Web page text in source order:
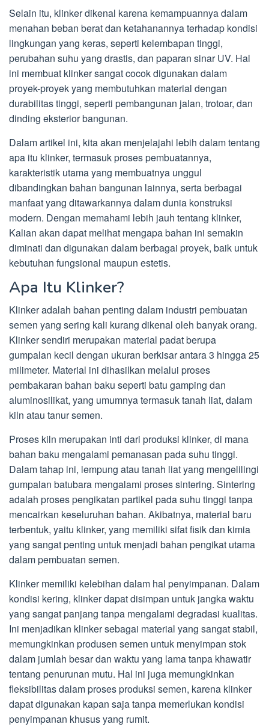
Selain itu, klinker dikenal karena kemampuannya dalam
menahan beban berat dan ketahanannya terhadap kondisi
lingkungan yang keras, seperti kelembapan tinggi,
perubahan suhu yang drastis, dan paparan sinar UV. Hal
ini membuat klinker sangat cocok digunakan dalam
proyek-proyek yang membutuhkan material dengan
durabilitas tinggi, seperti pembangunan jalan, trotoar, dan
dinding eksterior bangunan.
Dalam artikel ini, kita akan menjelajahi lebih dalam tentang
apa itu klinker, termasuk proses pembuatannya,
karakteristik utama yang membuatnya unggul
dibandingkan bahan bangunan lainnya, serta berbagai
manfaat yang ditawarkannya dalam dunia konstruksi
modern. Dengan memahami lebih jauh tentang klinker,
Kalian akan dapat melihat mengapa bahan ini semakin
diminati dan digunakan dalam berbagai proyek, baik untuk
kebutuhan fungsional maupun estetis.
Apa Itu Klinker?
Klinker adalah bahan penting dalam industri pembuatan
semen yang sering kali kurang dikenal oleh banyak orang.
Klinker sendiri merupakan material padat berupa
gumpalan kecil dengan ukuran berkisar antara 3 hingga 25
milimeter. Material ini dihasilkan melalui proses
pembakaran bahan baku seperti batu gamping dan
aluminosilikat, yang umumnya termasuk tanah liat, dalam
kiln atau tanur semen.
Proses kiln merupakan inti dari produksi klinker, di mana
bahan baku mengalami pemanasan pada suhu tinggi.
Dalam tahap ini, lempung atau tanah liat yang mengelilingi
gumpalan batubara mengalami proses sintering. Sintering
adalah proses pengikatan partikel pada suhu tinggi tanpa
mencairkan keseluruhan bahan. Akibatnya, material baru
terbentuk, yaitu klinker, yang memiliki sifat fisik dan kimia
yang sangat penting untuk menjadi bahan pengikat utama
dalam pembuatan semen.
Klinker memiliki kelebihan dalam hal penyimpanan. Dalam
kondisi kering, klinker dapat disimpan untuk jangka waktu
yang sangat panjang tanpa mengalami degradasi kualitas.
Ini menjadikan klinker sebagai material yang sangat stabil,
memungkinkan produsen semen untuk menyimpan stok
dalam jumlah besar dan waktu yang lama tanpa khawatir
tentang penurunan mutu. Hal ini juga memungkinkan
fleksibilitas dalam proses produksi semen, karena klinker
dapat digunakan kapan saja tanpa memerlukan kondisi
penyimpanan khusus yang rumit.